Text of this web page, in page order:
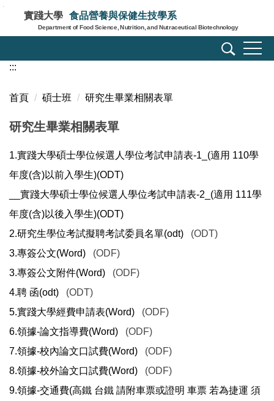
主
內
區
實踐大學 食品營養與保健生技學系
Department of Food Science, Nutrition, and Nutraceutical Biotechnology
:::
首頁 碩士班 研究生畢業相關表單
研究生畢業相關表單
1.實踐大學碩士學位候選人學位考試申請表-1_(適用 110學
年度(含)以前入學生)(ODT)
__實踐大學碩士學位候選人學位考試申請表-2_(適用 111學
年度(含)以後入學生)(ODT)
2.研究生學位考試擬聘考試委員名單(odt) (ODT)
3.專簽公文(Word) (ODF)
3.專簽公文附件(Word) (ODF)
4.聘 函(odt) (ODT)
5.實踐大學經費申請表(Word) (ODF)
6.領據-論文指導費(Word) (ODF)
7.領據-校內論文口試費(Word) (ODF)
8.領據-校外論文口試費(Word) (ODF)
9.領據-交通費(高鐵 台鐵 請附車票或證明 車票 若為捷運 須